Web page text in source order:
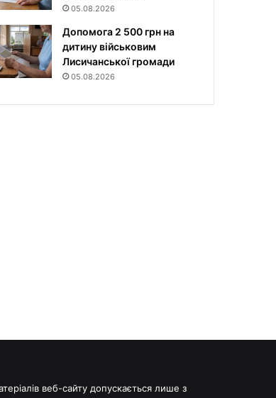
05.08.2026
Допомога 2 500 грн на
дитину військовим
Лисичанської громади
05.08.2026
веб-сайту допускається лише з